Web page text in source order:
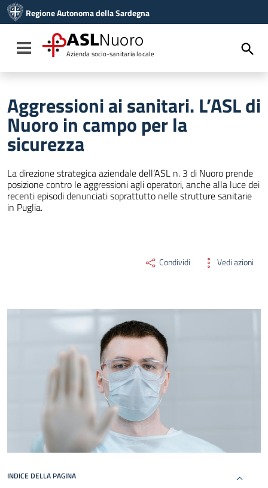
Vai al menu di navigazione
Vai al footer
Regione Autonoma della Sardegna
Toggle navigation
ASLNuoro
Azienda socio-sanitaria locale
Aggressioni ai sanitari. L’ASL di
Nuoro in campo per la
sicurezza
La direzione strategica aziendale dell’ASL n. 3 di Nuoro prende
posizione contro le aggressioni agli operatori, anche alla luce dei
recenti episodi denunciati soprattutto nelle strutture sanitarie
in Puglia.
Condividi Vedi azioni
INDICE DELLA PAGINA